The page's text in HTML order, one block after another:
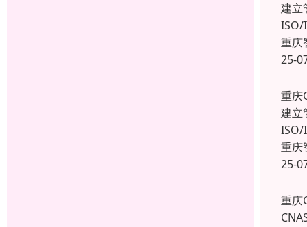
建立
ISO/
重庆
25-
重庆
建立
ISO/
重庆
25-
重庆